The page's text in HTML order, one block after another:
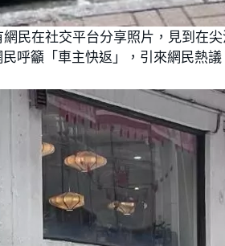
網民在社交平台分享照片，見到在
呼籲「車主快返」，引來網民熱議